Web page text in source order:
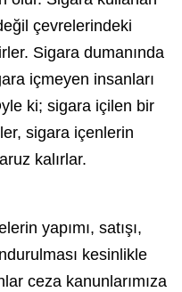
çevrelerindeki
Sigara dumanında
içmeyen insanları
ki; sigaraiçilen bir
sigaraiçenlerin
kalırlar.
yapımı, satışı,
kesinlikle
ceza kanunlarımıza